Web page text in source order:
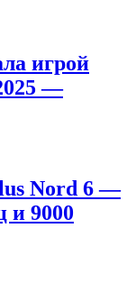
игрой
—
Nord 6 —
и 9000